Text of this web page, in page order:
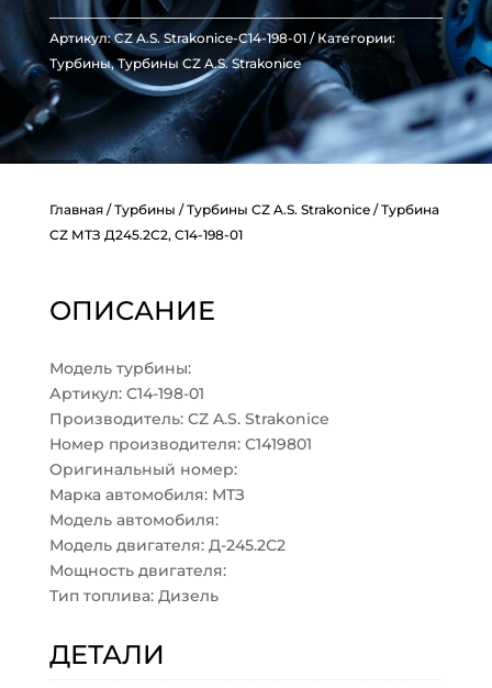
Артикул:CZ A.S. Strakonice-C14-198-01
Категории:
Турбины,Турбины CZ A.S. Strakonice
Главная/Турбины /Турбины CZ A.S. Strakonice/ Турбина
CZ МТЗ Д245.2С2, C14-198-01
ОПИСАНИЕ
Модель турбины:
Артикул: C14-198-01
Производитель: CZ A.S. Strakonice
Номер производителя: C1419801
Оригинальный номер:
Марка автомобиля: МТЗ
Модель автомобиля:
Модель двигателя: Д-245.2С2
Мощность двигателя:
Тип топлива: Дизель
ДЕТАЛИ